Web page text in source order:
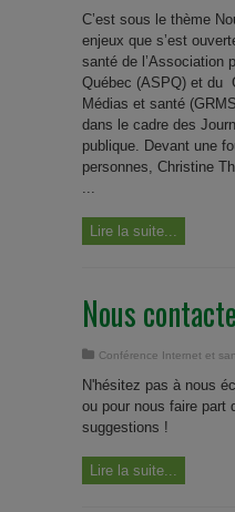
C’est sous le thème
enjeux que s’est
santé de l’Association
Québec (ASPQ) et du
Médias et santé
dans le cadre des
publique. Devant une
personnes, Christine
Lire la suite...
Nous
Conférence Internet et
N'hésitez pas à nous
ou pour nous faire part
suggestions !
Lire la suite...